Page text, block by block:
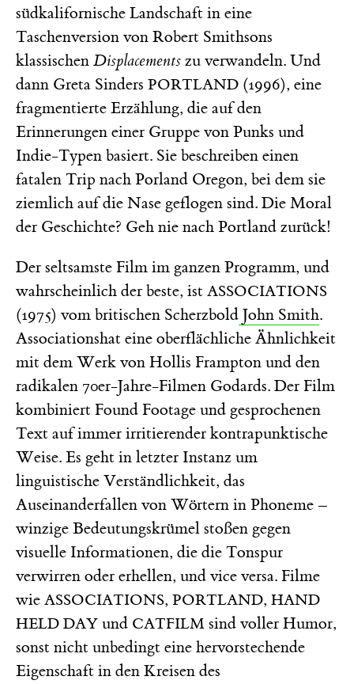
südkalifornische Landschaft in eine
Taschenversion von Robert Smithsons
klassischen Displacements zu verwandeln. Und
dann Greta Sinders PORTLAND (1996), eine
fragmentierte Erzählung, die auf den
Erinnerungen einer Gruppe von Punks und
Indie-Typen basiert. Sie beschreiben einen
fatalen Trip nach Porland Oregon, bei dem sie
ziemlich auf die Nase geflogen sind. Die Moral
der Geschichte? Geh nie nach Portland zurück!
Der seltsamste Film im ganzen Programm, und
wahrscheinlich der beste, ist ASSOCIATIONS
(1975) vom britischen Scherzbold John Smith.
Associationshat eine oberflächliche Ähnlichkeit
mit dem Werk von Hollis Frampton und den
radikalen 70er-Jahre-Filmen Godards. Der Film
kombiniert Found Footage und gesprochenen
Text auf immer irritierender kontrapunktische
Weise. Es geht in letzter Instanz um
linguistische Verständlichkeit, das
Auseinanderfallen von Wörtern in Phoneme –
winzige Bedeutungskrümel stoßen gegen
visuelle Informationen, die die Tonspur
verwirren oder erhellen, und vice versa. Filme
wie ASSOCIATIONS, PORTLAND, HAND
HELD DAY und CATFILM sind voller Humor,
sonst nicht unbedingt eine hervorstechende
Eigenschaft in den Kreisen des